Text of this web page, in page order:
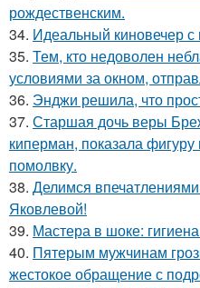
рождественским.
34. Идеальный киновечер с
35. Тем, кто недоволен
условиями за окном,
36. Энджи решила, что
37. Старшая дочь веры
киперман, показала
помолвку.
38. Делимся
Яковлевой!
39. Мастера в шоке:
40. Пятерым мужчинам
жестокое обращение с